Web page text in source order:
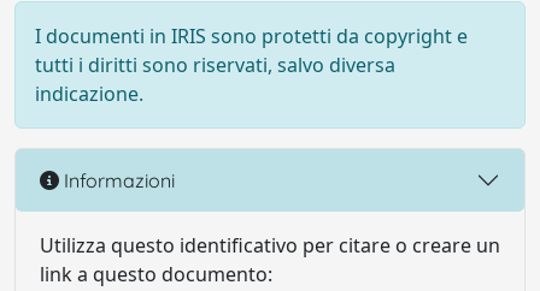
I documenti in IRIS sono protetti da copyright e
tutti i diritti sono riservati, salvo diversa
indicazione.
Informazioni
Utilizza questo identificativo per citare o creare un
link a questo documento: